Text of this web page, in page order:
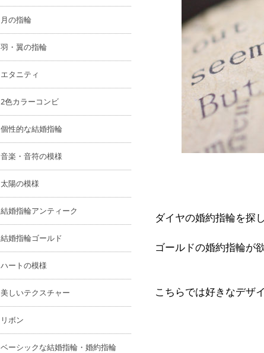
ダイヤの婚約指輪を探
ゴールドの婚約指輪が
こちらでは好きなデザ
月の指輪
羽・翼の指輪
エタニティ
2色カラーコンビ
個性的な結婚指輪
音楽・音符の模様
太陽の模様
結婚指輪アンティーク
結婚指輪ゴールド
ハートの模様
美しいテクスチャー
リボン
ベーシックな結婚指輪・婚約指輪